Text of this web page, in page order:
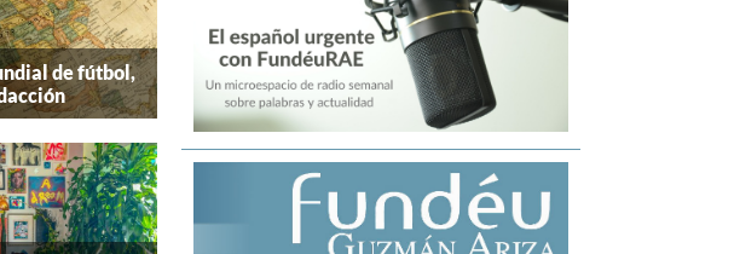
de fútbol,